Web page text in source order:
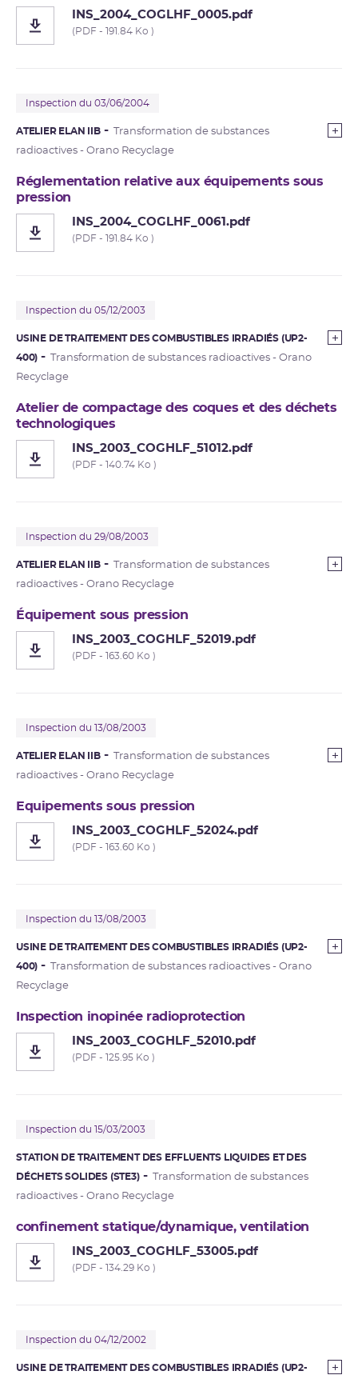
INS_2004_COGLHF_0005.pdf
(PDF - 191.84 Ko )
Inspection du 03/06/2004
ATELIER ELAN IIB
Transformation de substances
radioactives - Orano Recyclage
Réglementation relative aux équipements sous
pression
INS_2004_COGLHF_0061.pdf
(PDF - 191.84 Ko )
Inspection du 05/12/2003
USINE DE TRAITEMENT DES COMBUSTIBLES IRRADIÉS (UP2-
400)
Transformation de substances radioactives - Orano
Recyclage
Atelier de compactage des coques et des déchets
technologiques
INS_2003_COGHLF_51012.pdf
(PDF - 140.74 Ko )
Inspection du 29/08/2003
ATELIER ELAN IIB
Transformation de substances
radioactives - Orano Recyclage
Équipement sous pression
INS_2003_COGHLF_52019.pdf
(PDF - 163.60 Ko )
Inspection du 13/08/2003
ATELIER ELAN IIB
Transformation de substances
radioactives - Orano Recyclage
Equipements sous pression
INS_2003_COGHLF_52024.pdf
(PDF - 163.60 Ko )
Inspection du 13/08/2003
USINE DE TRAITEMENT DES COMBUSTIBLES IRRADIÉS (UP2-
400)
Transformation de substances radioactives - Orano
Recyclage
Inspection inopinée radioprotection
INS_2003_COGHLF_52010.pdf
(PDF - 125.95 Ko )
Inspection du 15/03/2003
STATION DE TRAITEMENT DES EFFLUENTS LIQUIDES ET DES
DÉCHETS SOLIDES (STE3)
Transformation de substances
radioactives - Orano Recyclage
confinement statique/dynamique, ventilation
INS_2003_COGHLF_53005.pdf
(PDF - 134.29 Ko )
Inspection du 04/12/2002
USINE DE TRAITEMENT DES COMBUSTIBLES IRRADIÉS (UP2-